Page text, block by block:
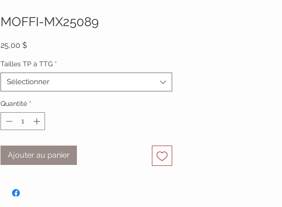
MOFFI-MX25089
25,00 $Prix
Tailles TP à TTG *
Sélectionner
Quantité *
Ajouter au panier